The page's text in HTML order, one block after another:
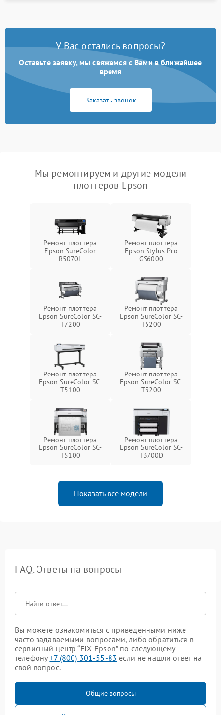
У Вас остались вопросы?
Оставьте заявку, мы свяжемся с Вами в ближайшее
время
Заказать звонок
Мы ремонтируем и другие модели
плоттеров Epson
Ремонт плоттера
Epson SureColor
R5070L
Ремонт плоттера
Epson Stylus Pro
GS6000
Ремонт плоттера
Epson SureColor SC-
T7200
Ремонт плоттера
Epson SureColor SC-
T5200
Ремонт плоттера
Epson SureColor SC-
T5100
Ремонт плоттера
Epson SureColor SC-
T3200
Ремонт плоттера
Epson SureColor SC-
T5100
Ремонт плоттера
Epson SureColor SC-
T3700D
Показать все модели
FAQ. Ответы на вопросы
Вы можете ознакомиться с приведенными ниже
часто задаваемыми вопросами, либо обратиться в
сервисный центр “FIX-Epson” по следующему
телефону+7 (800) 301-55-83 если не нашли ответ на
свой вопрос.
Общие вопросы